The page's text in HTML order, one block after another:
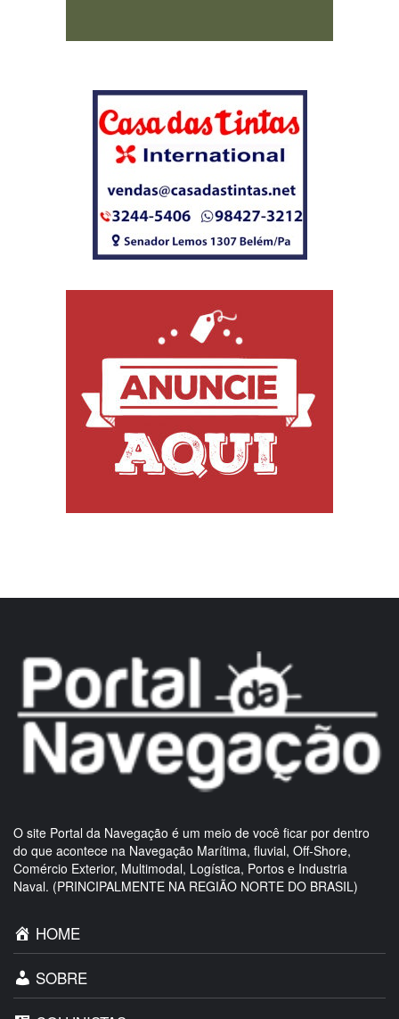
O site Portal da Navegação é um meio de você ficar por dentro
do que acontece na Navegação Marítima, fluvial, Off-Shore,
Comércio Exterior, Multimodal, Logística, Portos e Industria
Naval. (PRINCIPALMENTE NA REGIÃO NORTE DO BRASIL)
HOME
SOBRE